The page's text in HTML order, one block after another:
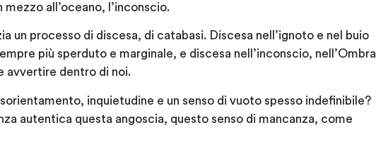
all’oceano, l’inconscio.
un processo di discesa, di catabasi. Discesa nell’ignoto e nel buio
più sperduto e marginale, e discesa nell’inconscio, nell’Ombra
avvertire dentro di noi.
inquietudine e un senso di vuoto spesso indefinibile?
autentica questa angoscia, questo senso di mancanza, come